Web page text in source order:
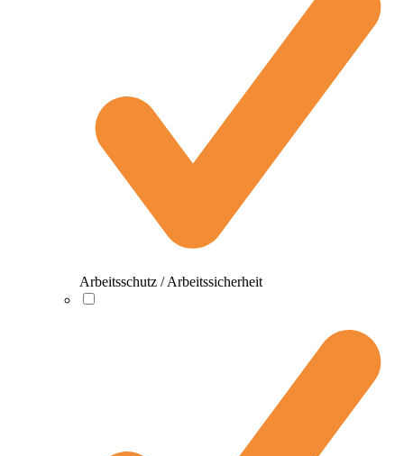
Arbeitsschutz / Arbeitssicherheit